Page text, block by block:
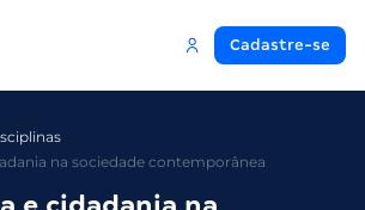
Cadastre-se
na sociedade contemporânea